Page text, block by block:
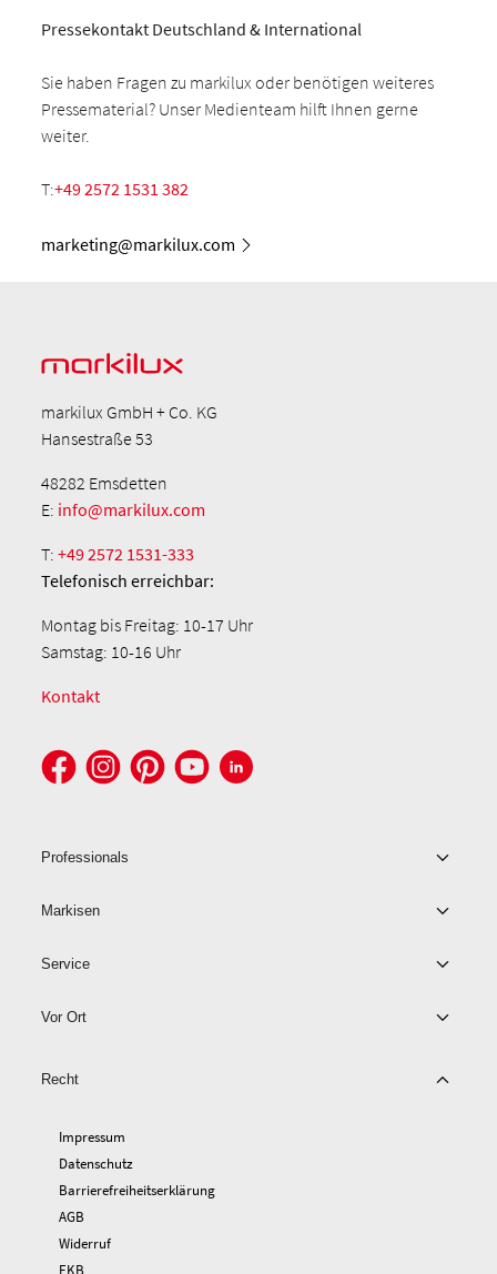
Pressekontakt Deutschland & International
Sie haben Fragen zu markilux oder benötigen weiteres
Pressematerial? Unser Medienteam hilft Ihnen gerne
weiter.
T:+49 2572 1531 382
marketing@markilux.com
markilux GmbH + Co. KG
Hansestraße 53
48282 Emsdetten
E: info@markilux.com
T:+49 2572 1531-333
Telefonisch erreichbar:
Montag bis Freitag: 10-17 Uhr
Samstag: 10-16 Uhr
Kontakt
Professionals
Markisen
Service
Vor Ort
Recht
Impressum
Datenschutz
Barrierefreiheitserklärung
AGB
Widerruf
EKB